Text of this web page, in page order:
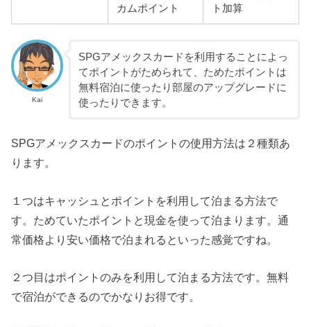
カムポイント
ト加算
Kai
SPGアメックスカードを利用することによっ
てポイントがためられて、ためたポイントは
無料宿泊に使ったり部屋のアップグレードに
使ったりできます。
SPGアメックスカードのポイントの使用方法は２種類あ
ります。
１つはキャッシュとポイントを利用して泊まる方法で
す。ためていたポイントと現金を使って泊まります。通
常価格より安い価格で泊まれるといった感覚ですね。
２つ目はポイントのみを利用して泊まる方法です。無料
で宿泊ができるのでかなりお得です。